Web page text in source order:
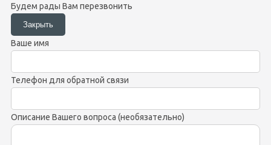
Будем рады Вам перезвонить
Ваше имя
Телефон для обратной связи
Описание Вашего вопроса (необязательно)